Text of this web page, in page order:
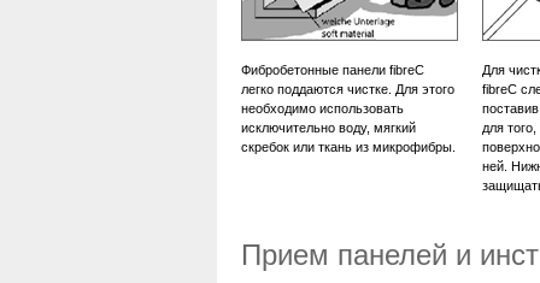
Фибробетонные панели fibreC
легко поддаются чистке. Для этого
необходимо использовать
исключительно воду, мягкий
скребок или ткань из микрофибры.
Для
fibreC
для
ней.
Прием панелей и